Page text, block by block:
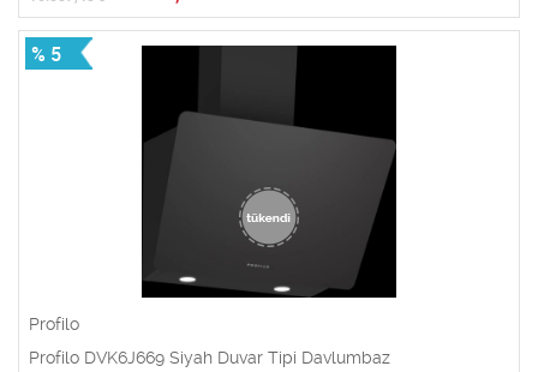
% 5
Profilo
Profilo DVK6J669 Siyah Duvar Tipi Davlumbaz